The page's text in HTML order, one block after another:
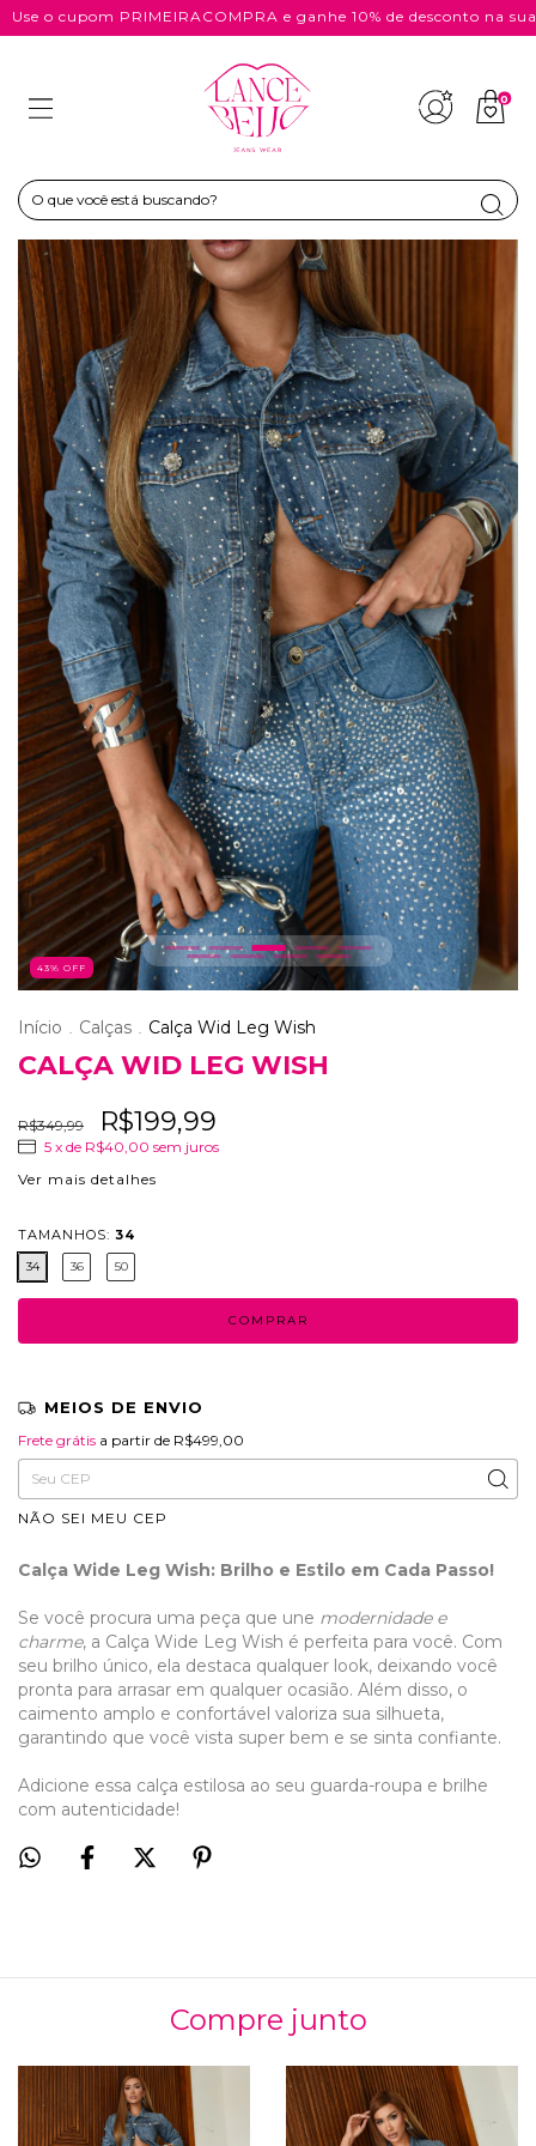
o cupom PRIMEIRACOMPRA e ganhe 10% de desconto na sua
0
43% OFF
Início . Calças . Calça Wid Leg Wish
CALÇA WID LEG WISH
R$349,99 R$199,99
5 x de R$40,00 sem juros
Ver mais detalhes
TAMANHOS: 34
34 36 50
MEIOS DE ENVIO
R$499,00
Entregas para o CEP: ALTERAR CEP
Frete grátis a partir de R$499,00
NÃO SEI MEU CEP
Calça Wide Leg Wish: Brilho e Estilo em Cada Passo!
Se você procura uma peça que une modernidade e
charme, a Calça Wide Leg Wish é perfeita para você. Com
seu brilho único, ela destaca qualquer look, deixando você
pronta para arrasar em qualquer ocasião. Além disso, o
caimento amplo e confortável valoriza sua silhueta,
garantindo que você vista super bem e se sinta confiante.
Adicione essa calça estilosa ao seu guarda-roupa e brilhe
com autenticidade!
Compre junto